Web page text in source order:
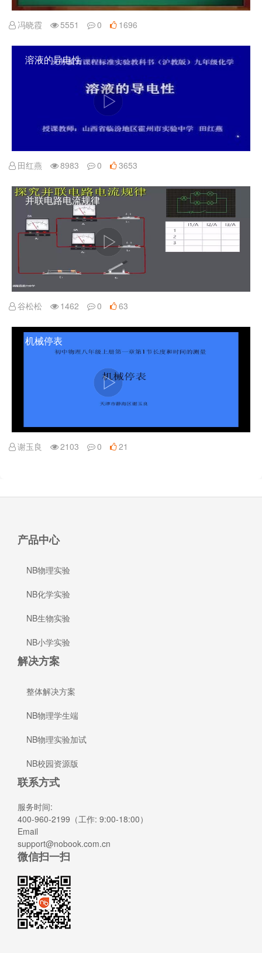
冯晓霞 5551 0 1696
溶液的导电性
田红燕 8983 0 3653
并联电路电流规律
谷松松 1462 0 63
机械停表
谢玉良 2103 0 21
产品中心
NB物理实验
NB化学实验
NB生物实验
NB小学实验
解决方案
整体解决方案
NB物理学生端
NB物理实验加试
NB校园资源版
联系方式
服务时间:
400-960-2199（工作: 9:00-18:00）
Email
support@nobook.com.cn
微信扫一扫